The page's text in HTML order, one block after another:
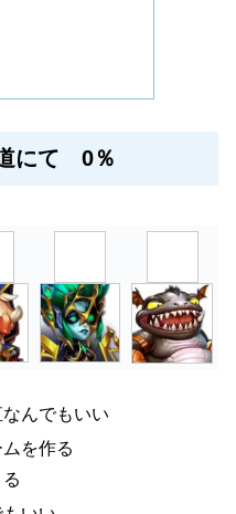
道にて 0％
んでもいい
を作る